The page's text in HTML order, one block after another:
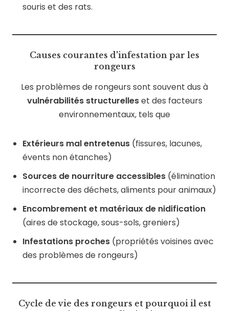
souris et des rats.
Causes courantes d'infestation par les
rongeurs
Les problèmes de rongeurs sont souvent dus à
vulnérabilités structurelleset des facteurs
environnementaux, tels que
Extérieurs mal entretenus (fissures, lacunes,
évents non étanches)
Sources de nourriture accessibles (élimination
incorrecte des déchets, aliments pour animaux)
Encombrement et matériaux de nidification
(aires de stockage, sous-sols, greniers)
Infestations proches (propriétés voisines avec
des problèmes de rongeurs)
Cycle de vie des rongeurs et pourquoi il est